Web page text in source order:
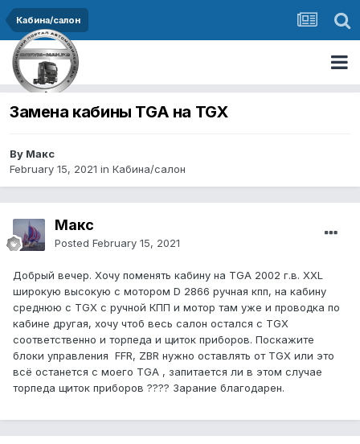
Кабина/салон
Замена кабины TGA на TGX
By Макс
February 15, 2021 in Кабина/салон
Макс
Posted February 15, 2021
Добрый вечер. Хочу поменять кабину на TGA 2002 г.в. XXL
широкую высокую с мотором D 2866 ручная кпп, на кабину
среднюю с TGX c ручной КПП и мотор там уже и проводка по
кабине другая, хочу чтоб весь салон остался с TGX
соответственно и торпеда и щиток приборов. Поскажите
блоки управления FFR, ZBR нужно оставлять от TGX или это
всё останется с моего TGA , запитается ли в этом случае
торпеда щиток приборов ???? Зарание благодарен.